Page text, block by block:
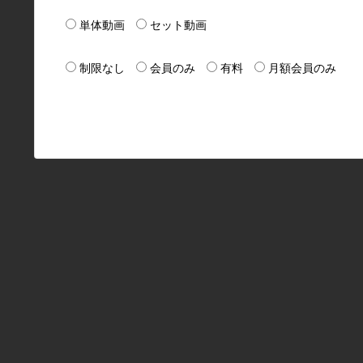
単体動画 セット動画
制限なし 会員のみ 有料 月額会員のみ